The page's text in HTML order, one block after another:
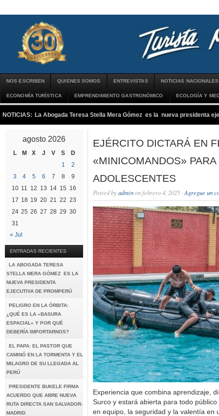
NOS ESCRIBEN QUIENES SOMOS ENTREVISTAS NOTICIAS NACIONALES
ECONOMÍA TURÍSTICA EMPRENDIMIENTO GASTRONÓMICO ECOLOGÍA Y
NOTICIAS: La Abogada Teresa Stella Mera Gómez es la nueva presidenta
agosto 2026
L M X J V S
D
1
2
3
4 5 6 7 8
9
10 11 12 13 14 15 16
17 18 19 20 21 22 23
24 25 26 27 28 29 30
31
« Jul
ENTRADAS RECIENTES
LA ABOGADA TERESA
STELLA MERA GÓMEZ ES LA
NUEVA PRESIDENTA
EJECUTIVA DE PROMPERÚ
PELIGRO EN LA ÓRBITA:
¿QUÉ ES LA «BASURA
ESPACIAL» Y POR QUÉ
DEBERÍA IMPORTARNOS?
EL PAPA: EL PASTOR QUE
CAMINÓ EN LA TORMENTA Y EL
MILAGRO DE SU LLEGADA AL
PERÚ
PRESIDENTE BUKELE FIRMA
ACUERDO QUE ABRE NUEVA
RUTA DIRECTA SAN SALVADOR-
MADRID
EJÉRCITO DICTARÁ EN
«MINICOMANDOS»
ADOLESCENTES
Posted byadminon febrero 4, 2025 · Agregue un
Experiencia que combina aprendizaje,
Surco y estará abierta para todo
en equipo, la seguridad y la valentía